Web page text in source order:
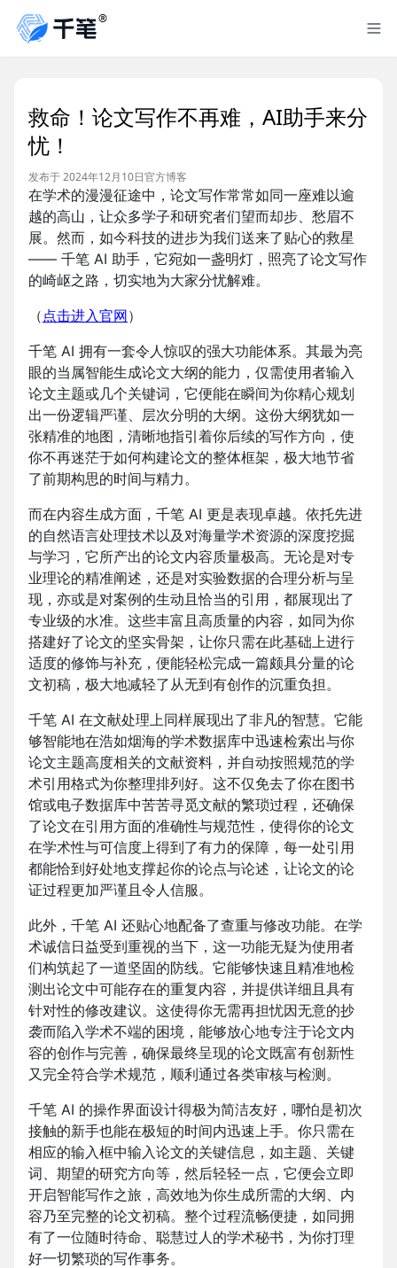
救命！论文写作不再难，AI助手来分
忧！
发布于 2024年12月10日官方博客
在学术的漫漫征途中，论文写作常常如同一座难以逾
越的高山，让众多学子和研究者们望而却步、愁眉不
展。然而，如今科技的进步为我们送来了贴心的救星
—— 千笔 AI 助手，它宛如一盏明灯，照亮了论文写作
的崎岖之路，切实地为大家分忧解难。
（ 点击进入官网）
千笔 AI 拥有一套令人惊叹的强大功能体系。其最为亮
眼的当属智能生成论文大纲的能力，仅需使用者输入
论文主题或几个关键词，它便能在瞬间为你精心规划
出一份逻辑严谨、层次分明的大纲。这份大纲犹如一
张精准的地图，清晰地指引着你后续的写作方向，使
你不再迷茫于如何构建论文的整体框架，极大地节省
了前期构思的时间与精力。
而在内容生成方面，千笔 AI 更是表现卓越。依托先进
的自然语言处理技术以及对海量学术资源的深度挖掘
与学习，它所产出的论文内容质量极高。无论是对专
业理论的精准阐述，还是对实验数据的合理分析与呈
现，亦或是对案例的生动且恰当的引用，都展现出了
专业级的水准。这些丰富且高质量的内容，如同为你
搭建好了论文的坚实骨架，让你只需在此基础上进行
适度的修饰与补充，便能轻松完成一篇颇具分量的论
文初稿，极大地减轻了从无到有创作的沉重负担。
千笔 AI 在文献处理上同样展现出了非凡的智慧。它能
够智能地在浩如烟海的学术数据库中迅速检索出与你
论文主题高度相关的文献资料，并自动按照规范的学
术引用格式为你整理排列好。这不仅免去了你在图书
馆或电子数据库中苦苦寻觅文献的繁琐过程，还确保
了论文在引用方面的准确性与规范性，使得你的论文
在学术性与可信度上得到了有力的保障，每一处引用
都能恰到好处地支撑起你的论点与论述，让论文的论
证过程更加严谨且令人信服。
此外，千笔 AI 还贴心地配备了查重与修改功能。在学
术诚信日益受到重视的当下，这一功能无疑为使用者
们构筑起了一道坚固的防线。它能够快速且精准地检
测出论文中可能存在的重复内容，并提供详细且具有
针对性的修改建议。这使得你无需再担忧因无意的抄
袭而陷入学术不端的困境，能够放心地专注于论文内
容的创作与完善，确保最终呈现的论文既富有创新性
又完全符合学术规范，顺利通过各类审核与检测。
千笔 AI 的操作界面设计得极为简洁友好，哪怕是初次
接触的新手也能在极短的时间内迅速上手。你只需在
相应的输入框中输入论文的关键信息，如主题、关键
词、期望的研究方向等，然后轻轻一点，它便会立即
开启智能写作之旅，高效地为你生成所需的大纲、内
容乃至完整的论文初稿。整个过程流畅便捷，如同拥
有了一位随时待命、聪慧过人的学术秘书，为你打理
好一切繁琐的写作事务。